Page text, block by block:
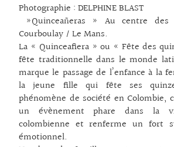
Photographie : DELPHINE BLAST
»Quinceañeras » Au centre des
Courboulay / Le Mans.
La « Quinceafiera » ou « Fête des
fête traditionnelle dans le monde
marque le passage de l’enfance à la
la jeune fille qui fête ses
phénomène de société en
un évènement phare dans la
colombienne et renferme un fort
émotionnel.